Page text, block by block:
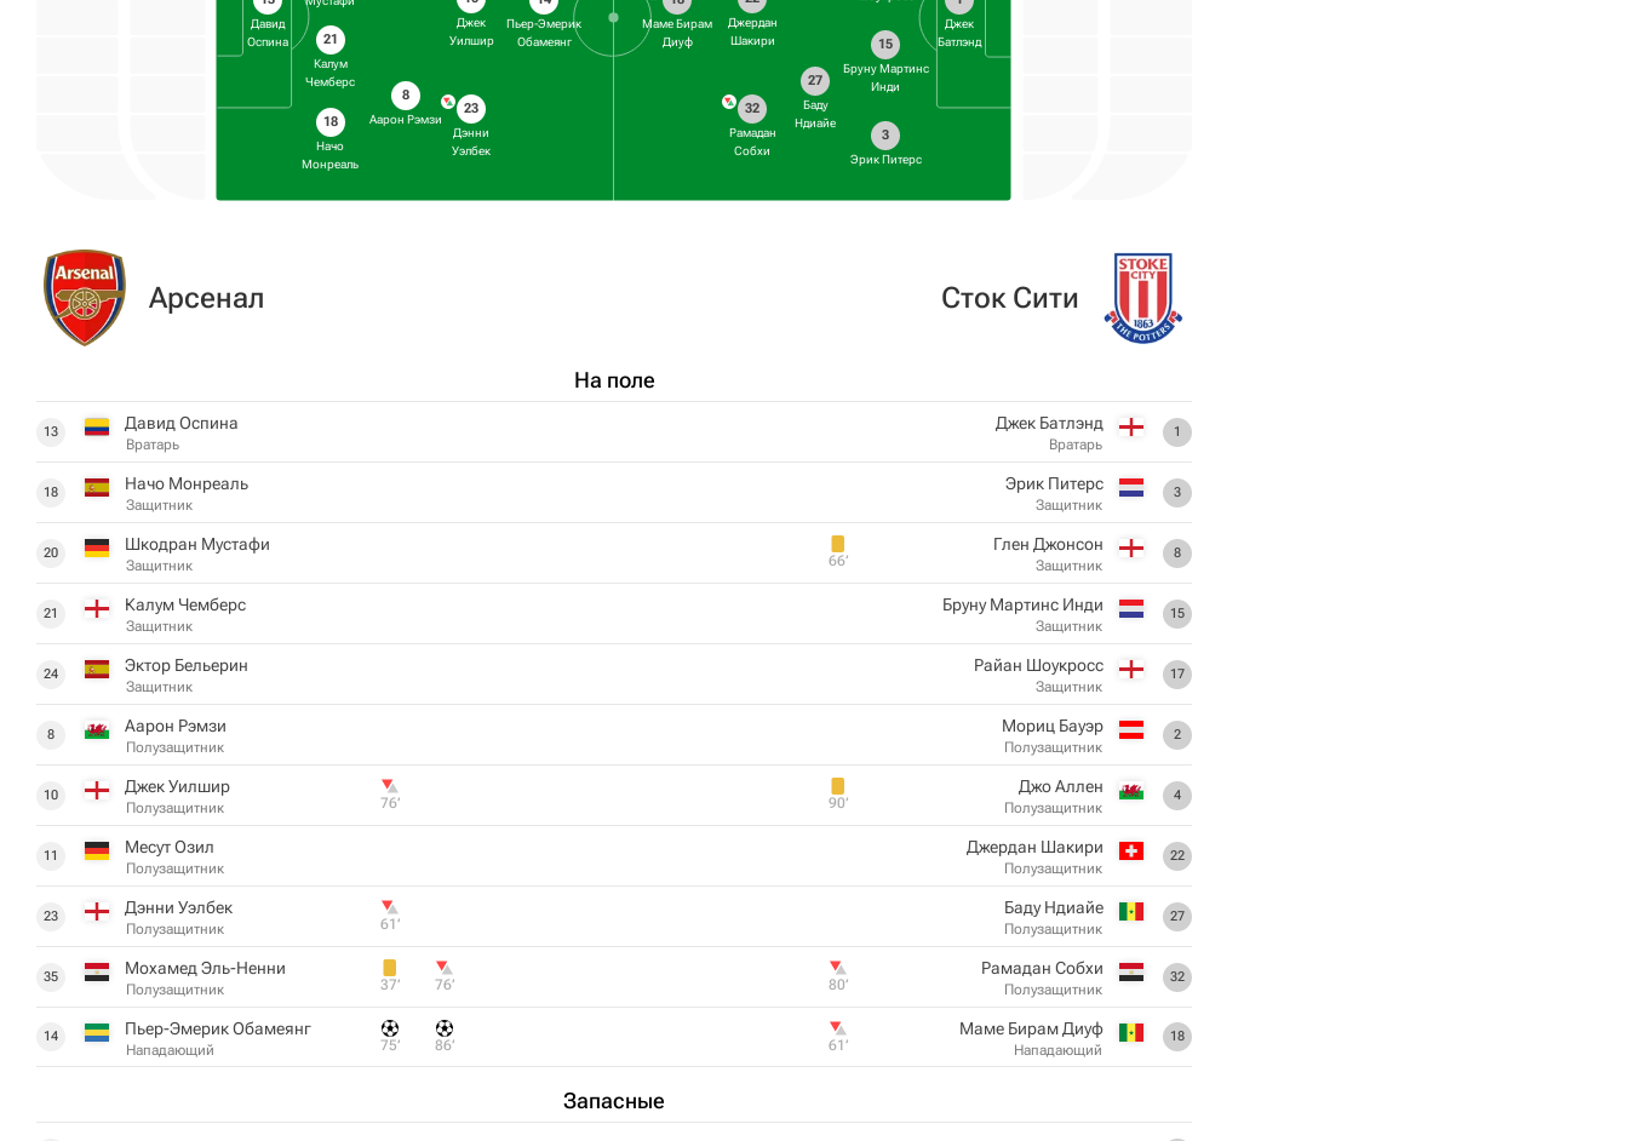
Давид
Оспина
21
Калум
Чемберс
18
Начо
Монреаль
8
Аарон Рэмзи
Джек
Уилшир
23
Дэнни
Уэлбек
Пьер-Эмерик
Обамеянг
Джек
Батлэнд
15
Бруну Мартинс
Инди
3
Эрик Питерс
27
Баду
Ндиайе
Джердан
Шакири
32
Рамадан
Собхи
Маме Бирам
Диуф
Арсенал
На поле
13 Давид Оспина
Вратарь
18 Начо Монреаль
Защитник
20 Шкодран Мустафи
Защитник
21 Калум Чемберс
Защитник
24 Эктор Бельерин
Защитник
8 Аарон Рэмзи
Полузащитник
10 Джек Уилшир
Полузащитник 76‎’‎
11 Месут Озил
Полузащитник
23 Дэнни Уэлбек
Полузащитник 61‎’‎
35 Мохамед Эль-Ненни
Полузащитник 37‎’‎ 76‎’‎
14 Пьер-Эмерик Обамеянг
Нападающий 75‎’‎ 86‎’‎
Запасные
Сток Сити
1
Джек Батлэнд
Вратарь
3
Эрик Питерс
Защитник
8
Глен Джонсон
Защитник
66‎’‎
15
Бруну Мартинс Инди
Защитник
17
Райан Шоукросс
Защитник
2
Мориц Бауэр
Полузащитник
4
Джо Аллен
Полузащитник
90‎’‎
22
Джердан Шакири
Полузащитник
27
Баду Ндиайе
Полузащитник
32
Рамадан Собхи
Полузащитник
80‎’‎
18
Маме Бирам Диуф
Нападающий
61‎’‎